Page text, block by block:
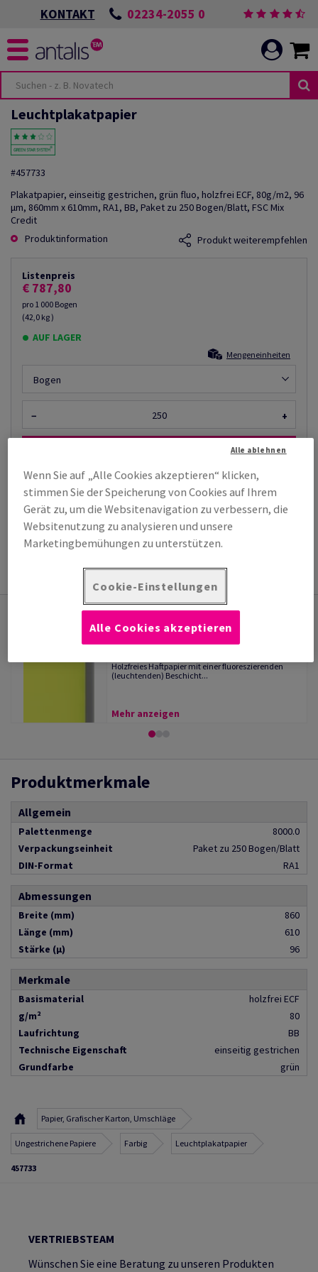
KONTAKT 02234-2055 0
Leuchtplakatpapier
#457733
Plakatpapier, einseitig gestrichen, grün fluo, holzfrei ECF, 80g/m2, 96
µm, 860mm x 610mm, RA1, BB, Paket zu 250 Bogen/Blatt, FSC Mix
Credit
Produktinformation
Produkt weiterempfehlen
Listenpreis
€ 787,80
pro 1 000 Bogen
(42,0 kg )
AUF LAGER
Mengeneinheiten
Bogen
− +
Muster bestellen
PRODUKTINFORMATION TECHNISCHES
DATENBLATT
Das könnte Sie auch interessieren
Raflatac Fluor
Holzfreies Haftpapier mit einer fluoreszierenden
(leuchtenden) Beschicht...
Mehr anzeigen
Produktmerkmale
Allgemein
Palettenmenge
8000.0
Verpackungseinheit
Paket zu 250 Bogen/Blatt
DIN-Format
RA1
Abmessungen
Breite (mm)
860
Länge (mm)
610
Stärke (µ)
96
Merkmale
Basismaterial
holzfrei ECF
g/m²
80
Laufrichtung
BB
Technische Eigenschaft
einseitig gestrichen
Grundfarbe
grün
Papier, Grafischer Karton, Umschläge
Ungestrichene Papiere Farbig Leuchtplakatpapier
457733
VERTRIEBSTEAM
Wünschen Sie eine Beratung zu unseren Produkten
Wenn Sie auf „Alle Cookies akzeptieren“ klicken,
stimmen Sie der Speicherung von Cookies auf Ihrem
Gerät zu, um die Websitenavigation zu verbessern, die
Websitenutzung zu analysieren und unsere
Marketingbemühungen zu unterstützen.
Cookie-Einstellungen
Alle ablehnen
Alle Cookies akzeptieren